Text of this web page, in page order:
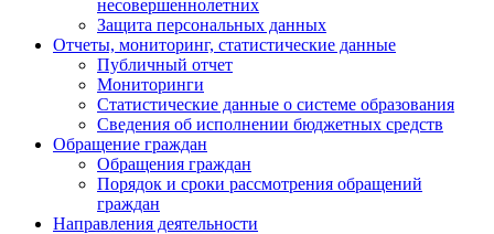
несовершеннолетних
Защита персональных данных
Отчеты, мониторинг, статистические данные
Публичный отчет
Мониторинги
Статистические данные о системе образования
Сведения об исполнении бюджетных средств
Обращение граждан
Обращения граждан
Порядок и сроки рассмотрения обращений
граждан
Направления деятельности